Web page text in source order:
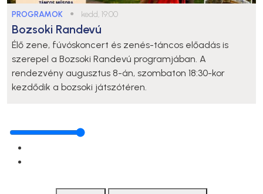
PROGRAMOK ● kedd, 19:00
Bozsoki Randevú
Élő zene, fúvóskoncert és zenés-táncos előadás is
szerepel a Bozsoki Randevú programjában. A
rendezvény augusztus 8-án, szombaton 18:30-kor
kezdődik a bozsoki játszótéren.